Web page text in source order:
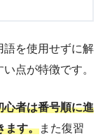
語を使用せずに解
点が特徴です。
心者は番号順に進
ます。また復習